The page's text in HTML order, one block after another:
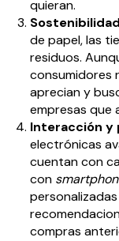
quieran.
Sostenibilidad
de papel, las
residuos.
consumidores
aprecian y
empresas que
Interacción y
electrónicas
cuentan con
con
compras